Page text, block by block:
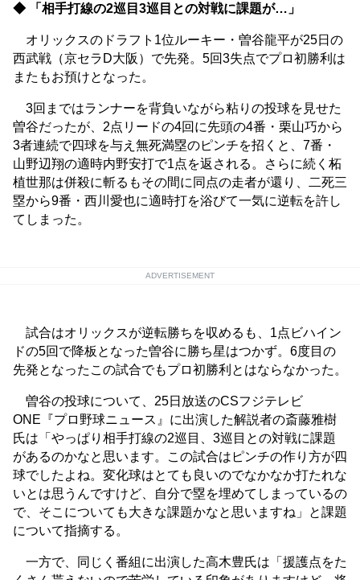
◆ 「相手打線の2巡目3巡目との対戦に課題が…」
オリックスのドラフト1位ルーキー・曽谷龍平が25日の
西武戦（京セラD大阪）で先発。5回3失点でプロ初勝利は
またもお預けとなった。
3回まではランナーを背負いながら粘りの投球を見せた
曽谷だったが、2点リードの4回に先頭の4番・栗山巧から
3者連続で四球を与え無死満塁のピンチを招くと、7番・
山野辺翔の適時内野安打で1点を返される。さらに続く柘
植世那は併殺に斬るもその間に同点の走者が還り、二死三
塁から9番・西川愛也に適時打を浴びて一気に逆転を許し
てしまった。
ADVERTISEMENT
試合はオリックスが逆転勝ちを収めるも、1点ビハイン
ドの5回で降板となった曽谷に勝ち星はつかず。6度目の
先発となったこの試合でもプロ初勝利とはならなかった。
曽谷の投球について、25日放送のCSフジテレビ
ONE『プロ野球ニュース』に出演した解説者の斎藤雅樹
氏は「やっぱり相手打線の2巡目、3巡目との対戦に課題
があるのかなと思います。この試合はピンチの作り方が四
球でしたよね。変化球はとても良いのでなかなか打たれな
いとは思うんですけど、自分で塁を埋めてしまっているの
で、そこについても大きな課題かなと思いますね」と課題
について指摘する。
一方で、同じく番組に出演した高木豊氏は「援護点をた